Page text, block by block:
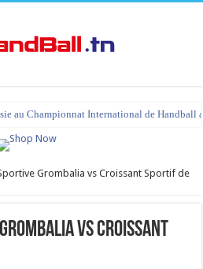
au Championnat International de Handball
Grombalia vs Croissant Sportif de
vs Croissant